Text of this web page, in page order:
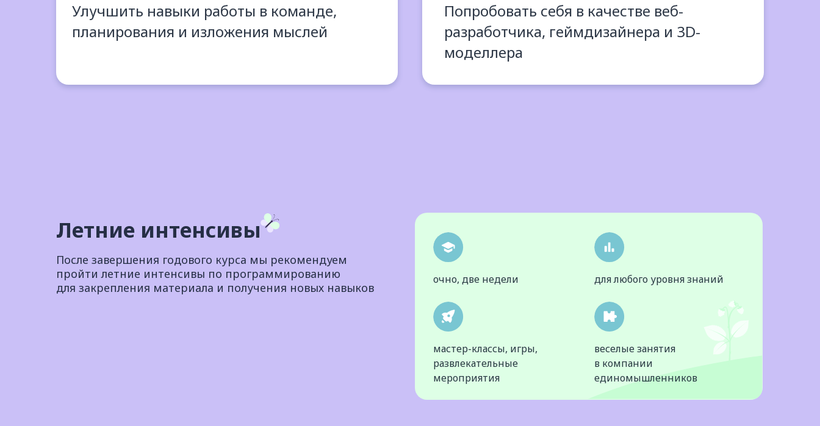
Улучшить навыки работы в команде,
планирования и изложения мыслей
Попробовать себя в качестве веб-
разработчика, геймдизайнера и 3D-
моделлера
веселые занятия
в компании
единомышленников
мастер-классы, игры,
развлекательные
мероприятия
для любого уровня знаний
очно, две недели
После завершения годового курса мы рекомендуем
пройти летние интенсивы по программированию
для закрепления материала и получения новых навыков
Летние интенсивы